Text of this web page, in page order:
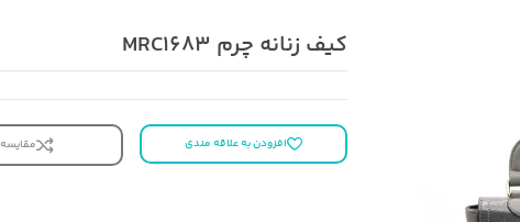
کیف زنانه چرم MRC1683
افزودن به علاقه مندی مقایسه